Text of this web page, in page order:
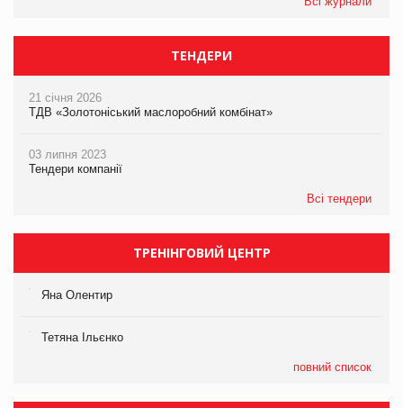
ТЕНДЕРИ
21 січня 2026
ТДВ «Золотоніський маслоробний комбінат»
03 липня 2023
Тендери компанії
Всі тендери
ТРЕНІНГОВИЙ ЦЕНТР
Яна Олентир
Тетяна Ільєнко
повний список